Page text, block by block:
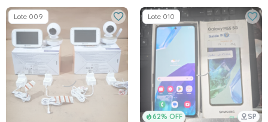
Lote 009
62% OFF SP
Lote 010